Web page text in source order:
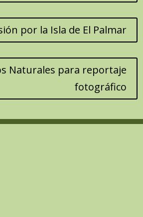
por la Isla de El Palmar
Naturales para reportaje
fotográfico